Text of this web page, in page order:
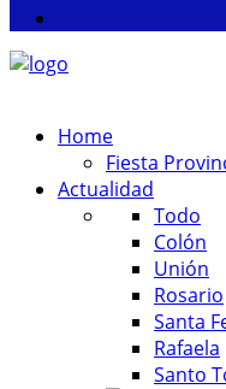
Home
Fiesta
Actualidad
Todo
Colón
Unión
Rosario
Santa
Rafaela
Santo